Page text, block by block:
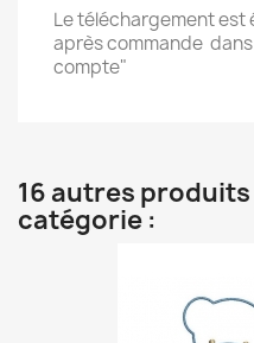
Le téléchargement est
après commande
compte"
16 autres
catégorie :